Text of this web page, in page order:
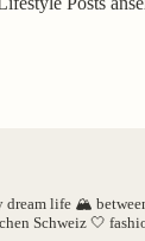
dream life 🏔️
Schweiz 🤍